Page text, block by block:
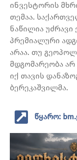
ინვესტორის
თემაა.
ნაწილია უძრავი
პრემიალური
არაა. თუ
მდგომარეობა
იქ თავის
ბერეკაშვილმა.
წყარო: